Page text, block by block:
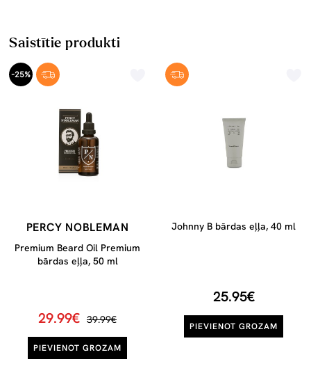
Saistītie produkti
-25%
PERCY NOBLEMAN
Premium Beard Oil Premium
bārdas eļļa, 50 ml
29.99€ 39.99€
PIEVIENOT GROZAM
Johnny B bārdas eļļa, 40 ml
25.95€
PIEVIENOT GROZAM